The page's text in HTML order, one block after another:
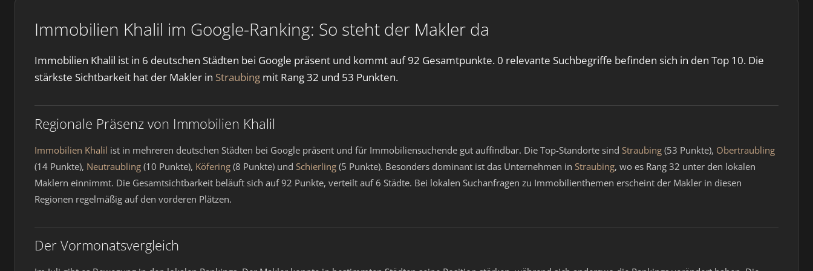
Immobilien Khalil im Google-Ranking: So steht der Makler da
Immobilien Khalil ist in 6 deutschen Städten bei Google präsent und kommt auf 92 Gesamtpunkte. 0 relevante Suchbegriffe befinden sich in den Top 10. Die
stärkste Sichtbarkeit hat der Makler in Straubing mit Rang 32 und 53 Punkten.
Regionale Präsenz von Immobilien Khalil
Immobilien Khalil ist in mehreren deutschen Städten bei Google präsent und für Immobiliensuchende gut auffindbar. Die Top-Standorte sind Straubing (53 Punkte), Obertraubling
(14 Punkte), Neutraubling (10 Punkte), Köfering (8 Punkte) und Schierling (5 Punkte). Besonders dominant ist das Unternehmen in Straubing, wo es Rang 32 unter den lokalen
Maklern einnimmt. Die Gesamtsichtbarkeit beläuft sich auf 92 Punkte, verteilt auf 6 Städte. Bei lokalen Suchanfragen zu Immobilienthemen erscheint der Makler in diesen
Regionen regelmäßig auf den vorderen Plätzen.
Der Vormonatsvergleich